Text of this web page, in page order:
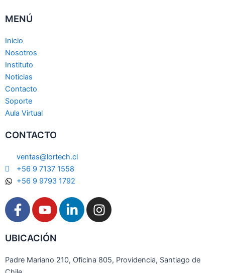
MENÚ
Inicio
Nosotros
Instituto
Noticias
Contacto
Soporte
Aula Virtual
CONTACTO
ventas@lortech.cl
+56 9 7137 1558
+56 9 9793 1792
F
a
e
b
o
Y
o
t
b
L
i
e
d
I
n
a
g
UBICACIÓN
Padre Mariano 210, Oficina 805, Providencia, Santiago de